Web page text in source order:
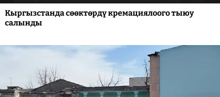
Кыргызстанда сөөктөрдү кремациялоого тыюу
салынды